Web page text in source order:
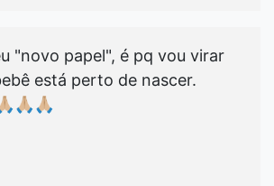
"novo papel", é pq vou virar
está perto de nascer.